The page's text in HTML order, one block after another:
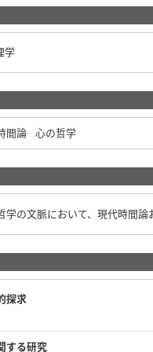
学
間論 心の哲学
学の文脈において、現代時間
探求
する研究